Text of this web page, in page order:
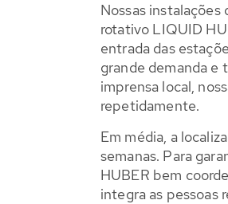
Nossas
rotativo LIQUID
entrada das
grande demanda e
imprensa local,
repetidamente.
Em média, a
semanas. Para
HUBER bem
integra as pessoas